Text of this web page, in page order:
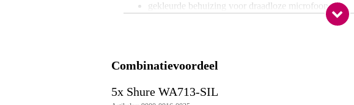
gekleurde behuizing voor draadloze microfoon
geschikt voor Shure BLX2-SM58 en BLX2-Beta58a
Combinatievoordeel
5x Shure WA713-SIL